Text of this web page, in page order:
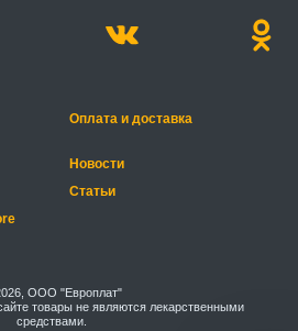
Оплата и доставка
Новости
Статьи
ООО "Европлат"
товары не являются лекарственными
средствами.